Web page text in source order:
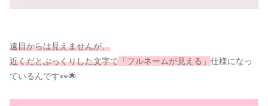
遠目からは見えませんが、
近くだとぷっくりした文字で 「フルネームが見える」 仕様になっ
ているんです👀🌟